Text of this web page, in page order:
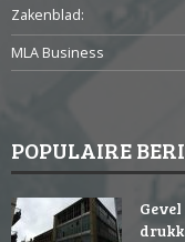
Zakenblad:
MLA Business
POPULAIRE